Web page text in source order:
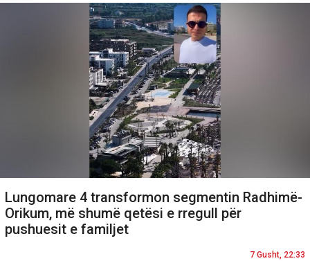
Lungomare 4 transformon segmentin Radhimë-
Orikum, më shumë qetësi e rregull për
pushuesit e familjet
7 Gusht, 22:33